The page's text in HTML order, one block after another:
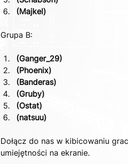
(Majkel)
Grupa B:
(Ganger_29)
(Phoenix)
(Banderas)
(Gruby)
(Ostat)
(natsuu)
Dołącz do nas w kibicowaniu
umiejętności na ekranie.